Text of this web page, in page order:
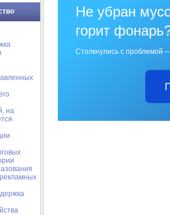
на
Не убран
горит
Столкнулись с проблемой